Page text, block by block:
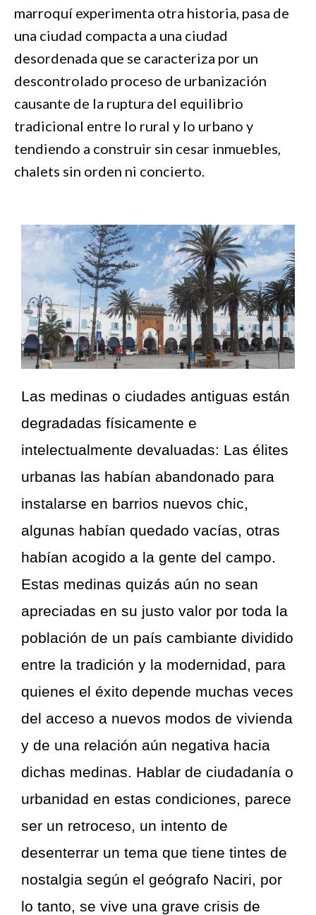
marroquí experimenta otra historia, pasa de
una ciudad compacta a una ciudad
desordenada que se caracteriza por un
descontrolado proceso de urbanización
causante de la ruptura del equilibrio
tradicional entre lo rural y lo urbano y
tendiendo a construir sin cesar inmuebles,
chalets sin orden ni concierto.
Las medinas o ciudades antiguas están
degradadas físicamente e
intelectualmente devaluadas: Las élites
urbanas las habían abandonado para
instalarse en barrios nuevos chic,
algunas habían quedado vacías, otras
habían acogido a la gente del campo.
Estas medinas quizás aún no sean
apreciadas en su justo valor por toda la
población de un país cambiante dividido
entre la tradición y la modernidad, para
quienes el éxito depende muchas veces
del acceso a nuevos modos de vivienda
y de una relación aún negativa hacia
dichas medinas. Hablar de ciudadanía o
urbanidad en estas condiciones, parece
ser un retroceso, un intento de
desenterrar un tema que tiene tintes de
nostalgia según el geógrafo Naciri, por
lo tanto, se vive una grave crisis de